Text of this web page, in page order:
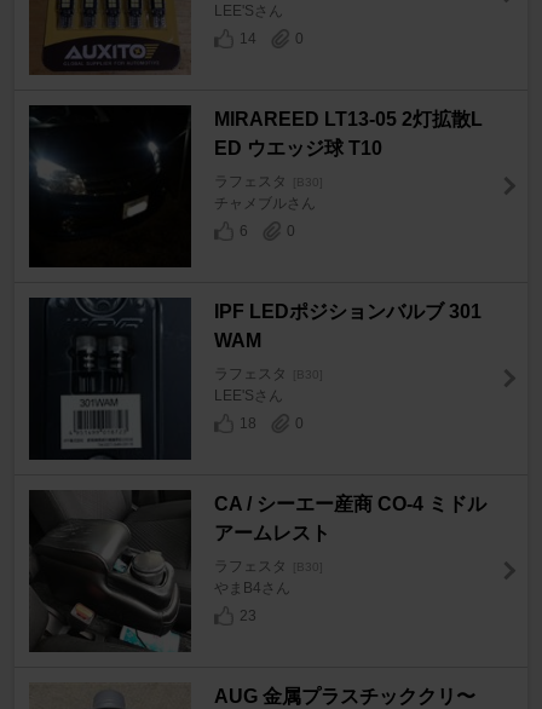
LEE'Sさん
14
0
MIRAREED LT13-05 2灯拡散L
ED ウエッジ球 T10
ラフェスタ [B30]
チャメブルさん
6
0
IPF LEDポジションバルブ 301
WAM
ラフェスタ [B30]
LEE'Sさん
18
0
CA / シーエー産商 CO-4 ミドル
アームレスト
ラフェスタ [B30]
やまB4さん
23
AUG 金属プラスチッククリ〜